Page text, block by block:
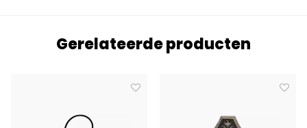
Gerelateerde producten